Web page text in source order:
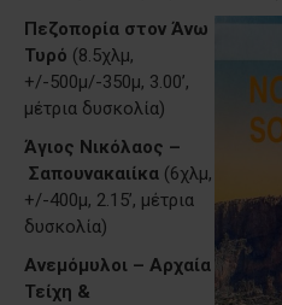
Πεζοπορία στον Άνω
Τυρό (8.5χλμ,
+/-500μ/-350μ, 3.00’,
μέτρια δυσκολία)
Άγιος Νικόλαος –
Σαπουνακαιίκα (6χλμ,
+/-400μ, 2.15’, μέτρια
δυσκολία)
Ανεμόμυλοι – Αρχαία
Τείχη &